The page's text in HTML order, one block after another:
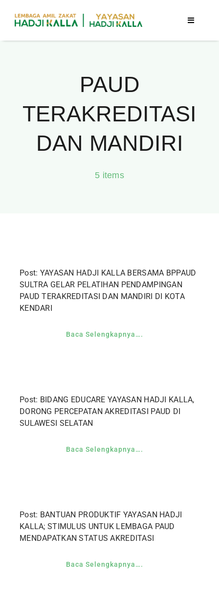
content
Toggle
Program
Tentang Kami
PAUD
TERAKREDITASI
DAN MANDIRI
5 items
Post: YAYASAN HADJI KALLA BERSAMA BPPAUD
SULTRA GELAR PELATIHAN PENDAMPINGAN
PAUD TERAKREDITASI DAN MANDIRI DI KOTA
KENDARI
Baca Selengkapnya….
Post: BIDANG EDUCARE YAYASAN HADJI KALLA,
DORONG PERCEPATAN AKREDITASI PAUD DI
SULAWESI SELATAN
Baca Selengkapnya….
Post: BANTUAN PRODUKTIF YAYASAN HADJI
KALLA; STIMULUS UNTUK LEMBAGA PAUD
MENDAPATKAN STATUS AKREDITASI
Baca Selengkapnya….